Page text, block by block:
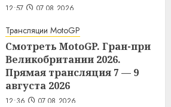
12:57 07.08.2026
Трансляции MotoGP
Смотреть MotoGP. Гран-при
Великобритании 2026.
Прямая трансляция 7 — 9
августа 2026
12:36 07.08.2026